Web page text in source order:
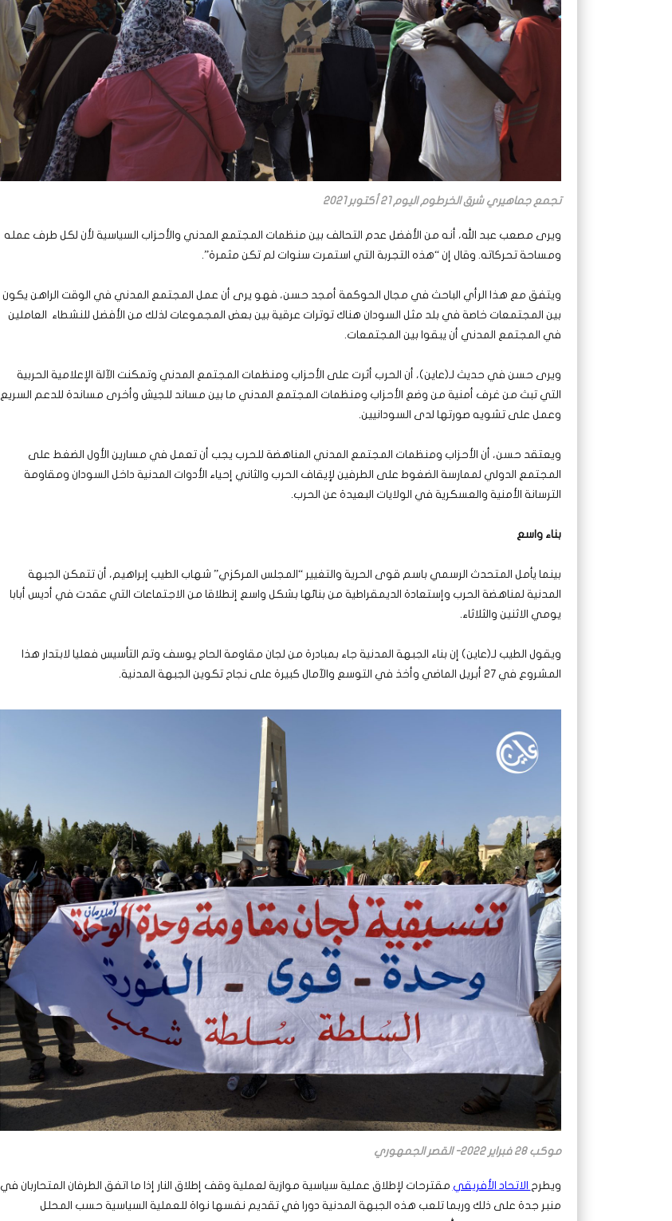
تجمع جماهيري شرق الخرطوم اليوم 21 أكتوبر 2021
ويرى مصعب عبد الله، أنه من الأفضل عدم التحالف بين منظمات المجتمع المدني والأحزاب السياسية لأن لكل طرف عمله
ومساحة تحركاته. وقال إن “هذه التجربة التي استمرت سنوات لم تكن مثمرة”.
ويتفق مع هذا الرأي الباحث في مجال الحوكمة أمجد حسن، فهو يرى أن عمل المجتمع المدني في الوقت الراهن يكون
بين المجتمعات خاصة في بلد مثل السودان هناك توترات عرقية بين بعض المجموعات لذلك من الأفضل للنشطاء العاملين
في المجتمع المدني أن يبقوا بين المجتمعات.
ويرى حسن في حديث لـ(عاين)، أن الحرب أثرت على الأحزاب ومنظمات المجتمع المدني وتمكنت الآلة الإعلامية الحربية
التي تبث من غرف أمنية من وضع الأحزاب ومنظمات المجتمع المدني ما بين مساند للجيش وأخرى مساندة للدعم السريع
وعمل على تشويه صورتها لدى السودانيين.
ويعتقد حسن، أن الأحزاب ومنظمات المجتمع المدني المناهضة للحرب يجب أن تعمل في مسارين الأول الضغط على
المجتمع الدولي لممارسة الضغوط على الطرفين لإيقاف الحرب والثاني إحياء الأدوات المدنية داخل السودان ومقاومة
الترسانة الأمنية والعسكرية في الولايات البعيدة عن الحرب.
بناء واسع
بينما يأمل المتحدث الرسمي باسم قوى الحرية والتغيير “المجلس المركزي” شهاب الطيب إبراهيم، أن تتمكن الجبهة
المدنية لمناهضة الحرب وإستعادة الديمقراطية من بنائها بشكل واسع إنطلاقا من الاجتماعات التي عقدت في أديس أبابا
يومي الاثنين والثلاثاء.
ويقول الطيب لـ(عاين) إن بناء الجبهة المدنية جاء بمبادرة من لجان مقاومة الحاج يوسف وتم التأسيس فعليا لابتدار هذا
المشروع في 27 أبريل الماضي وأخذ في التوسع والآمال كبيرة على نجاح تكوين الجبهة المدنية.
موكب 28 فبراير 2022- القصر الجمهوري
ويطرح الاتحاد الأفريقي مقترحات لإطلاق عملية سياسية موازية لعملية وقف إطلاق النار إذا ما اتفق الطرفان المتحاربان في
منبر جدة على ذلك وربما تلعب هذه الجبهة المدنية دورا في تقديم نفسها نواة للعملية السياسية حسب المحلل